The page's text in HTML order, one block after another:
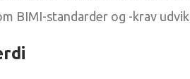
BIMI-standarder og -krav